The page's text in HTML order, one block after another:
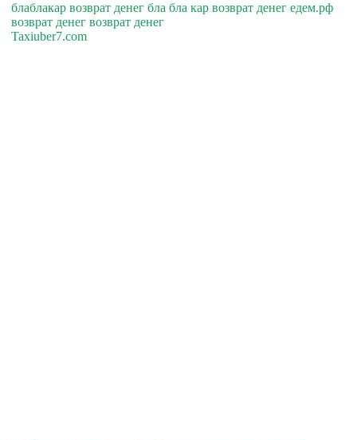
блаблакар возврат денег бла бла кар возврат денег едем.рф
возврат денег возврат денег
Taxiuber7.com